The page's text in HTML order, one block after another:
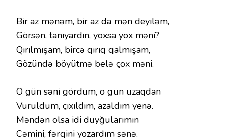
Bir az mənəm, bir az da mən deyiləm,
Görsən, tanıyardın, yoxsa yox məni?
Qırılmışam, bircə qırıq qalmışam,
Gözündə böyütmə belə çox məni.
O gün səni gördüm, o gün uzaqdan
Vuruldum, çıxıldım, azaldım yenə.
Məndən olsa idi duyğularımın
Cəmini, fərqini yozardım sənə.